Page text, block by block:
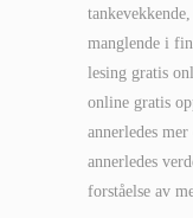
manglende i
lesing gratis
online gratis
annerledes
annerledes
forståelse av